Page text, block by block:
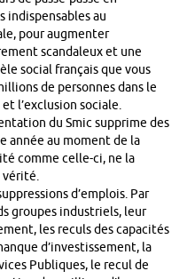
indispensables au
pour augmenter
scandaleux et une
social français que vous
de personnes dans le
l’exclusion sociale.
du Smic supprime des
année au moment de la
comme celle-ci, ne la
vérité.
d’emplois. Par
groupes industriels, leur
les reculs des capacités
d’investissement, la
Publiques, le recul de